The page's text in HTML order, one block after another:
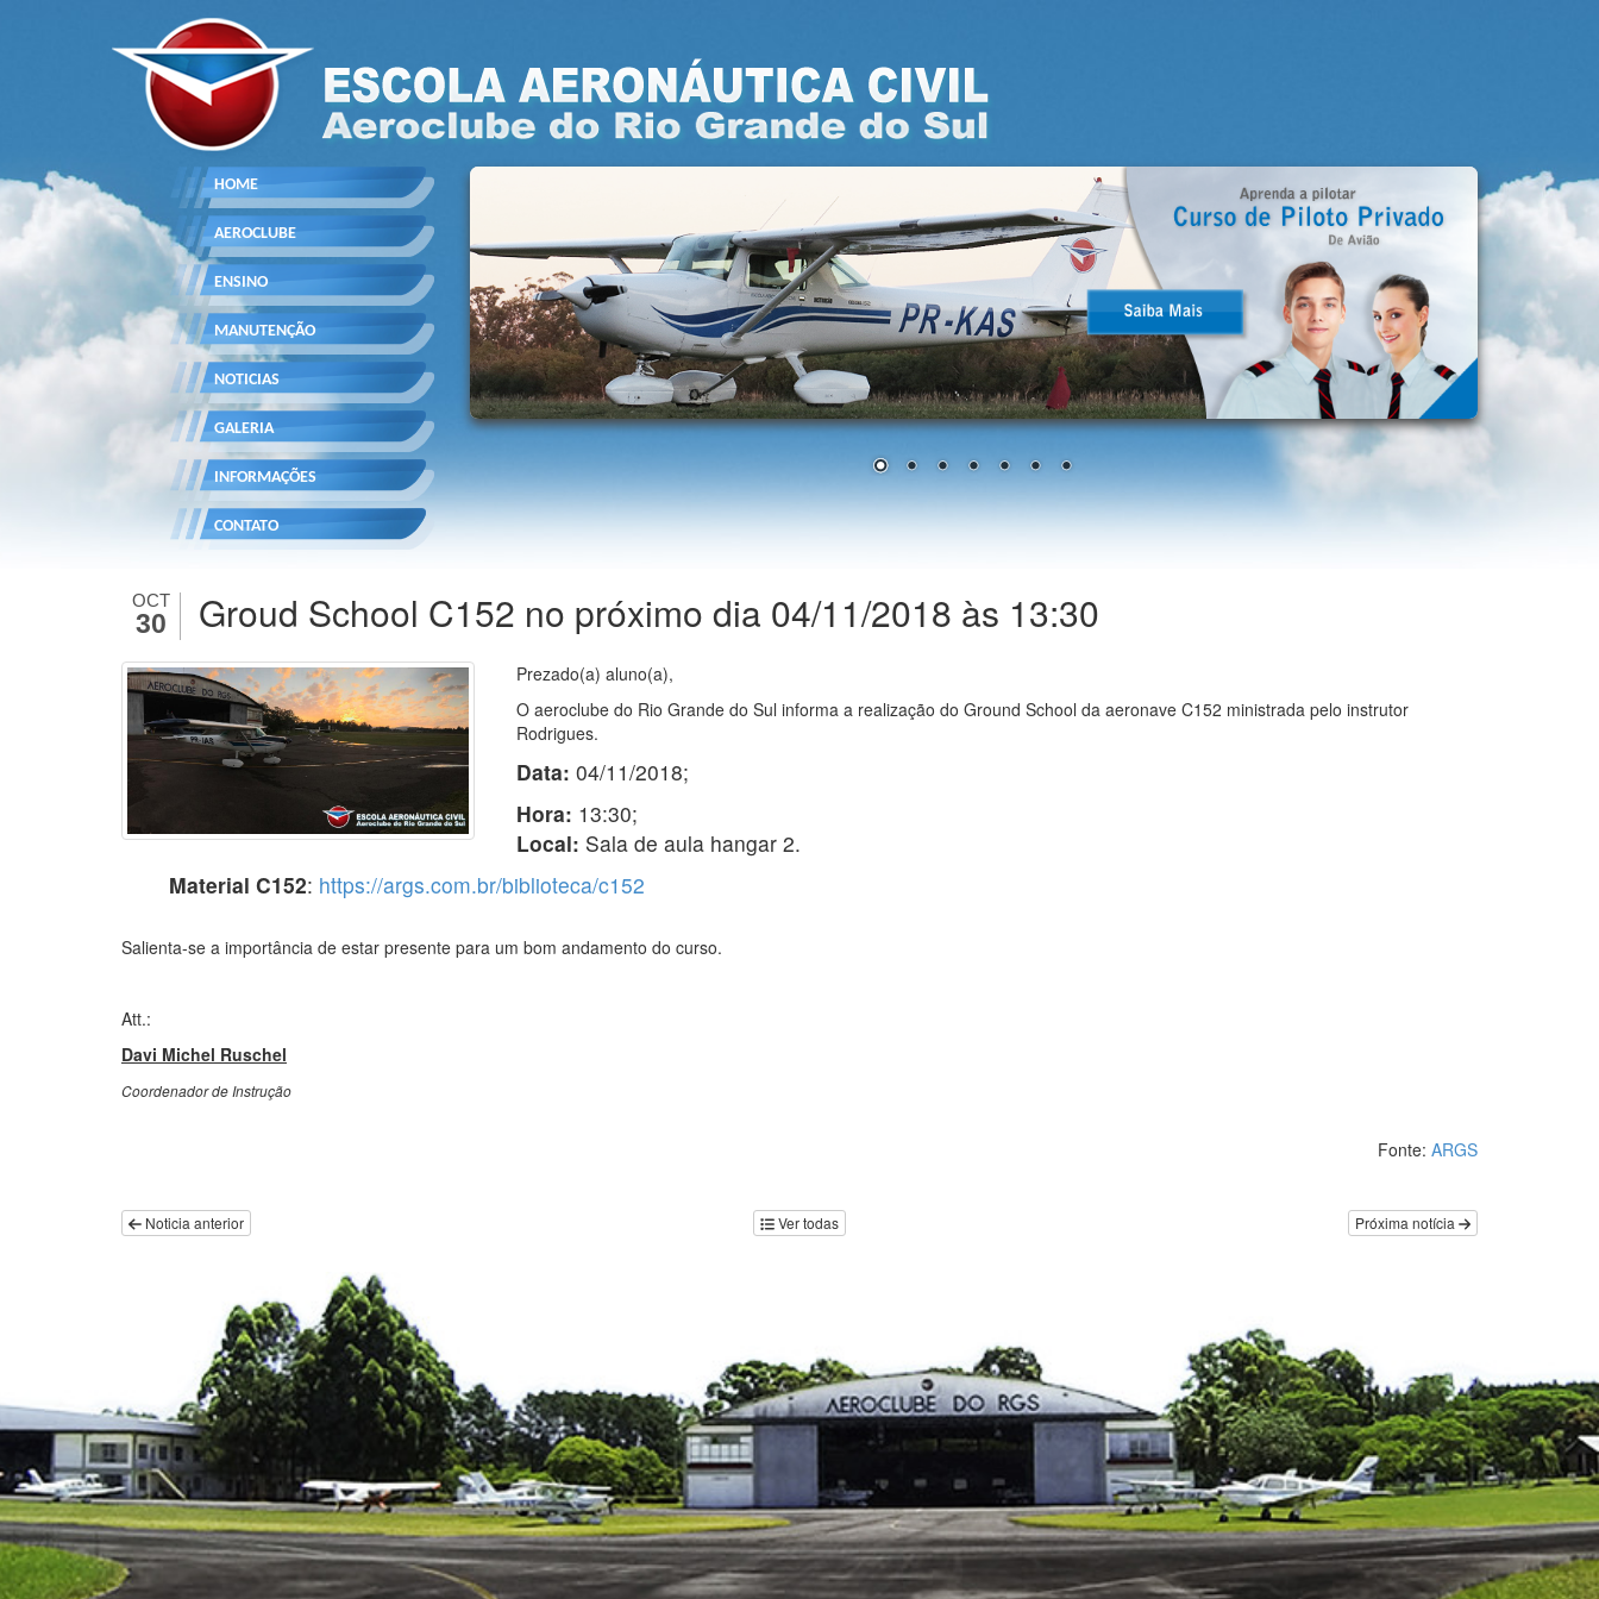
HOME
AEROCLUBE
ENSINO
MANUTENÇÃO
NOTICIAS
GALERIA
INFORMAÇÕES
CONTATO
OCT
30 Groud School C152 no próximo dia 04/11/2018 às 13:30
Prezado(a) aluno(a),
O aeroclube do Rio Grande do Sul informa a realização do Ground School da aeronave C152 ministrada pelo instrutor
Rodrigues.
Data: 04/11/2018;
Hora: 13:30;
Local: Sala de aula hangar 2.
Material C152: https://args.com.br/biblioteca/c152
Salienta-se a importância de estar presente para um bom andamento do curso.
Att.:
Davi Michel Ruschel
Coordenador de Instrução
Fonte: ARGS
Noticia anterior Ver todas Próxima notícia